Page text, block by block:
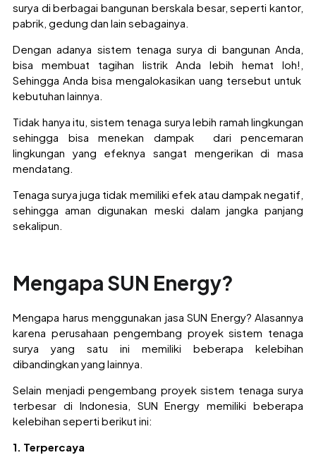
surya di berbagai bangunan berskala besar, seperti kantor,
pabrik, gedung dan lain sebagainya.
Dengan adanya sistem tenaga surya di bangunan Anda,
bisa membuat tagihan listrik Anda lebih hemat loh!,
Sehingga Anda bisa mengalokasikan uang tersebut untuk
kebutuhan lainnya.
Tidak hanya itu, sistem tenaga surya lebih ramah lingkungan
sehingga bisa menekan dampak dari pencemaran
lingkungan yang efeknya sangat mengerikan di masa
mendatang.
Tenaga surya juga tidak memiliki efek atau dampak negatif,
sehingga aman digunakan meski dalam jangka panjang
sekalipun.
Mengapa SUN Energy?
Mengapa harus menggunakan jasa SUN Energy? Alasannya
karena perusahaan pengembang proyek sistem tenaga
surya yang satu ini memiliki beberapa kelebihan
dibandingkan yang lainnya.
Selain menjadi pengembang proyek sistem tenaga surya
terbesar di Indonesia, SUN Energy memiliki beberapa
kelebihan seperti berikut ini:
1. Terpercaya